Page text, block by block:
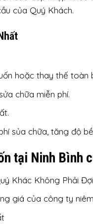
của Quý Khách.
hoặc thay thế toàn
chữa miễn phí.
sủa chữa, tăng độ
tại Ninh Bình
Khác Không Phải
giá của công ty